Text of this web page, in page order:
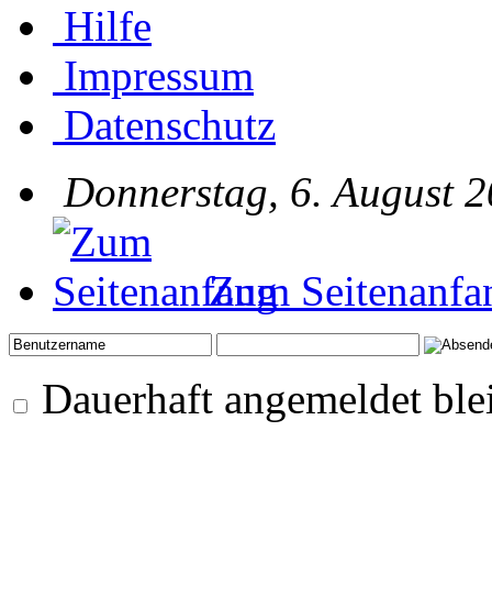
Hilfe
Impressum
Datenschutz
Donnerstag, 6. August
Zum
Dauerhaft angemeldet